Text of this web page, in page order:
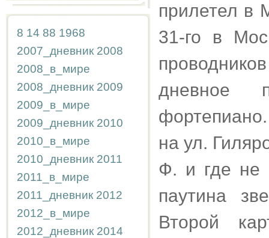
8 14 88 1968
2007_дневник 2008
2008_в_мире
2008_дневник 2009
2009_в_мире
2009_дневник 2010
2010_в_мире
2010_дневник 2011
2011_в_мире
2011_дневник 2012
2012_в_мире
2012_дневник 2014
прилетел в
31-го в
дневное
на ул.
Ф. и где не
паутина
Второй